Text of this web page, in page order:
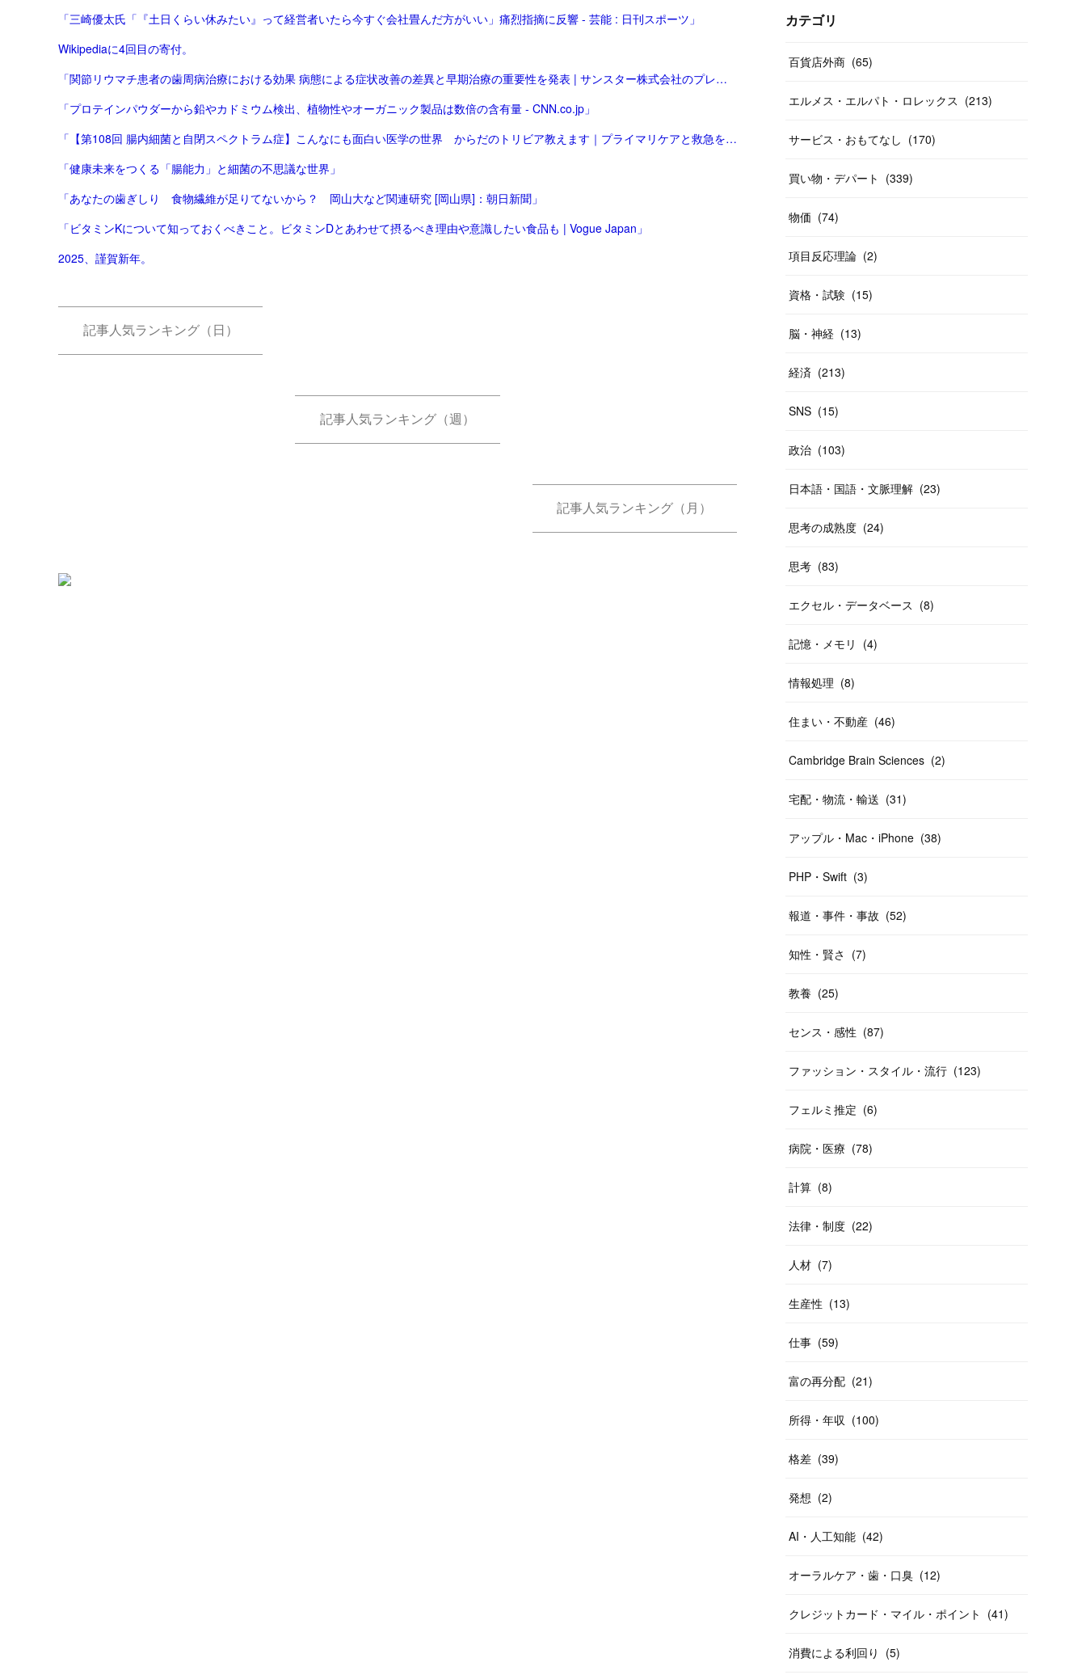
「三崎優太氏「『土日くらい休みたい』って経営者いたら今すぐ会社畳んだ方がいい」痛烈指摘に反響 - 芸能 : 日刊スポーツ」
Wikipediaに4回目の寄付。
「関節リウマチ患者の歯周病治療における効果 病態による症状改善の差異と早期治療の重要性を発表 | サンスター株式会社のプレスリリース」
「プロテインパウダーから鉛やカドミウム検出、植物性やオーガニック製品は数倍の含有量 - CNN.co.jp」
「【第108回 腸内細菌と自閉スペクトラム症】こんなにも面白い医学の世界 からだのトリビア教えます｜プライマリケアと救急を中心とした総合誌：レジデントノートホームページへようこそ - 羊土社」
「健康未来をつくる「腸能力」と細菌の不思議な世界」
「あなたの歯ぎしり 食物繊維が足りてないから？ 岡山大など関連研究 [岡山県]：朝日新聞」
「ビタミンKについて知っておくべきこと。ビタミンDとあわせて摂るべき理由や意識したい食品も | Vogue Japan」
2025、謹賀新年。
記事人気ランキング（日）
記事人気ランキング（週）
記事人気ランキング（月）
( 12
(26
(14
(20
(20
(10
(40
(20
カテゴリ
百貨店外商 (65)
エルメス・エルパト・ロレックス (213)
サービス・おもてなし (170)
買い物・デパート (339)
物価 (74)
項目反応理論 (2)
資格・試験 (15)
脳・神経 (13)
経済 (213)
SNS (15)
政治 (103)
日本語・国語・文脈理解 (23)
思考の成熟度 (24)
思考 (83)
エクセル・データベース (8)
記憶・メモリ (4)
情報処理 (8)
住まい・不動産 (46)
Cambridge Brain Sciences (2)
宅配・物流・輸送 (31)
アップル・Mac・iPhone (38)
PHP・Swift (3)
報道・事件・事故 (52)
知性・賢さ (7)
教養 (25)
センス・感性 (87)
ファッション・スタイル・流行 (123)
フェルミ推定 (6)
病院・医療 (78)
計算 (8)
法律・制度 (22)
人材 (7)
生産性 (13)
仕事 (59)
富の再分配 (21)
所得・年収 (100)
格差 (39)
発想 (2)
AI・人工知能 (42)
オーラルケア・歯・口臭 (12)
クレジットカード・マイル・ポイント (41)
消費による利回り (5)